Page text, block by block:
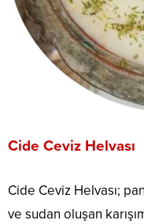
Cide Ceviz Helvası
Cide Ceviz Helvası;
ve sudan oluşan